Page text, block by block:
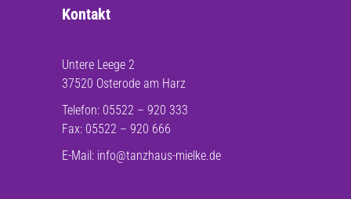
Kontakt
Untere Leege 2
37520 Osterode am Harz
Telefon: 05522 – 920 333
Fax: 05522 – 920 666
E-Mail: info@tanzhaus-mielke.de